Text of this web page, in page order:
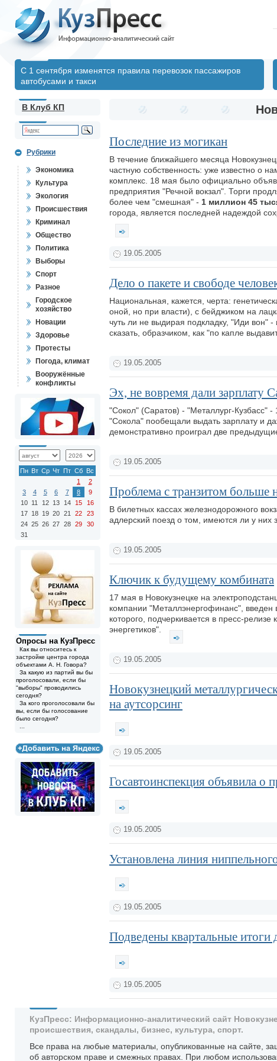
С 1 сентября изменятся правила перевозок пассажиров
автобусами и такси
В Клуб КП
Рубрики
Экономика
Культура
Экология
Происшествия
Криминал
Общество
Политика
Выборы
Спорт
Разное
Городское
хозяйство
Новации
Здоровье
Протесты
Погода, климат
Вооружённые
конфликты
Пн Вт Ср Чт Пт Сб Вс
1
2
3
4 5 6 7 8
9
10 11 12 13 14 15
16
17 18 19 20 21 22
23
24 25 26 27 28 29
30
31
Опросы на КузПресс
Как вы относитесь к
застройке центра города
объектами А. Н. Говора?
За какую из партий вы бы
проголосовали, если бы
"выборы" проводились
сегодня?
За кого проголосовали бы
вы, если бы голосование
было сегодня?
Последние из могикан
В течение ближайшего месяца
частную собственность: уже известно о
комплекс. 18 мая было официально
предприятия "Речной вокзал". Торги
более чем "смешная" - 1 миллион 45
города, является последней надеждой
19.05.2005
Дело о пакете и свободе
Национальная, кажется, черта:
оной, но при власти), с бейджиком на
чуть ли не выдирая подкладку, "Иди вон"
сказать, образчиком, как "по капле
19.05.2005
Эх, не вовремя дали зарплату
"Сокол" (Саратов) - "Металлург-Кузбасс"
"Сокола" пообещали выдать зарплату и
демонстративно проиграл две
19.05.2005
Проблема с транзитом больше
В билетных кассах железнодорожного
адлерский поезд о том, имеются ли у них
19.05.2005
Ключик к будущему комбината
17 мая в Новокузнецке на
компании "Металлэнергофинанс",
которого, подчеркивается в пресс-
энергетиков".
19.05.2005
Новокузнецкий
на аутсорсинг
19.05.2005
Госавтоинспекция объявила о
19.05.2005
Установлена линия
19.05.2005
Подведены квартальные итоги
19.05.2005
КузПресс: Информационно-аналитический сайт
происшествия, скандалы, бизнес, культура, спорт.
Все права на любые материалы, опубликованные на сайте,
об авторском праве и смежных правах. При любом